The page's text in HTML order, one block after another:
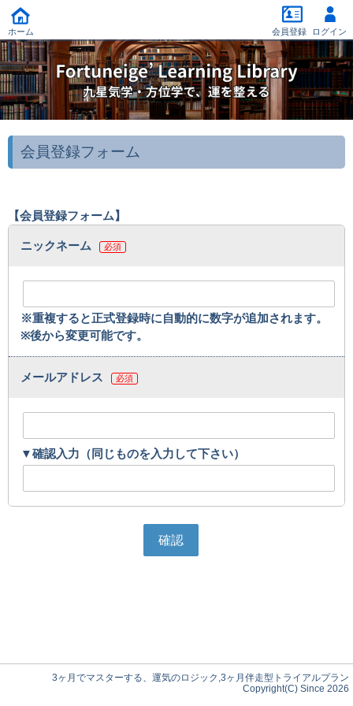
会員登録フォーム
【会員登録フォーム】
ニックネーム 必須
※重複すると正式登録時に自動的に数字が追加されます。
※後から変更可能です。
メールアドレス 必須
▼確認入力（同じものを入力して下さい）
3ヶ月でマスターする、運気のロジック,3ヶ月伴走型トライアルプラン
Copyright(C) Since 2026
ホーム 会員登録 ログイン